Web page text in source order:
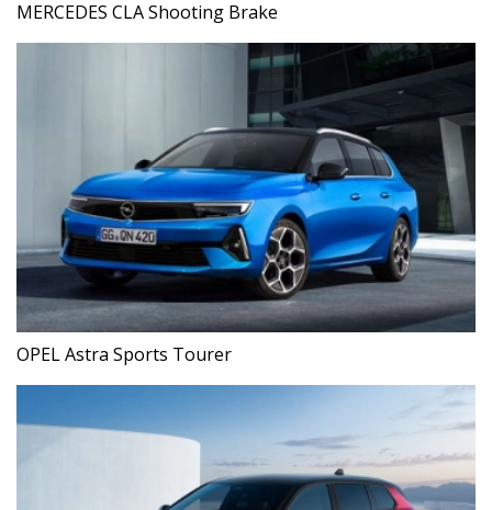
MERCEDES CLA Shooting Brake
OPEL Astra Sports Tourer